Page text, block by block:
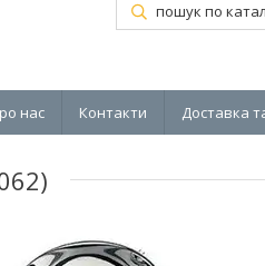
нас Контакти Доставка